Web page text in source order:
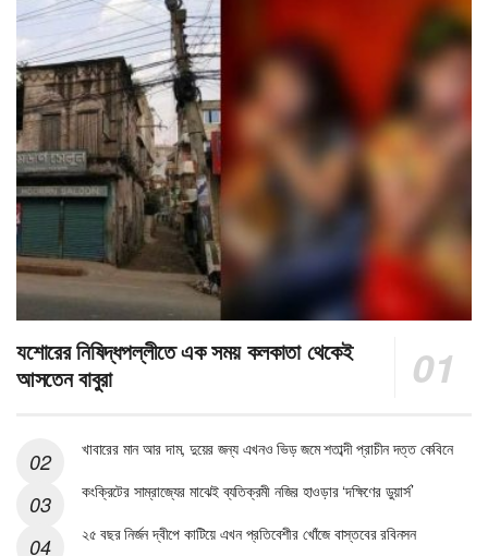
যশোরের নিষিদ্ধপল্লীতে এক সময় কলকাতা থেকেই
আসতেন বাবুরা
খাবারের মান আর দাম, দুয়ের জন্য এখনও ভিড় জমে শতাব্দী প্রাচীন দত্ত কেবিনে
কংক্রিটের সাম্রাজ্যের মাঝেই ব্যতিক্রমী নজির হাওড়ার ‘দক্ষিণের ডুয়ার্স’
২৫ বছর নির্জন দ্বীপে কাটিয়ে এখন প্রতিবেশীর খোঁজে বাস্তবের রবিনসন